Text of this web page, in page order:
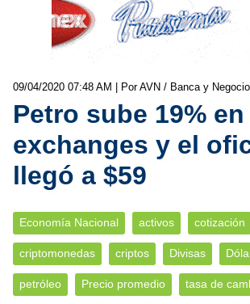
09/04/2020 07:48 AM | Por AVN / Banca y
Petro sube 19% en
exchanges y el
llegó a $59
Economía Nacional activos cotización
criptomonedas criptos Divisas
petróleo Precio promedio tasa de